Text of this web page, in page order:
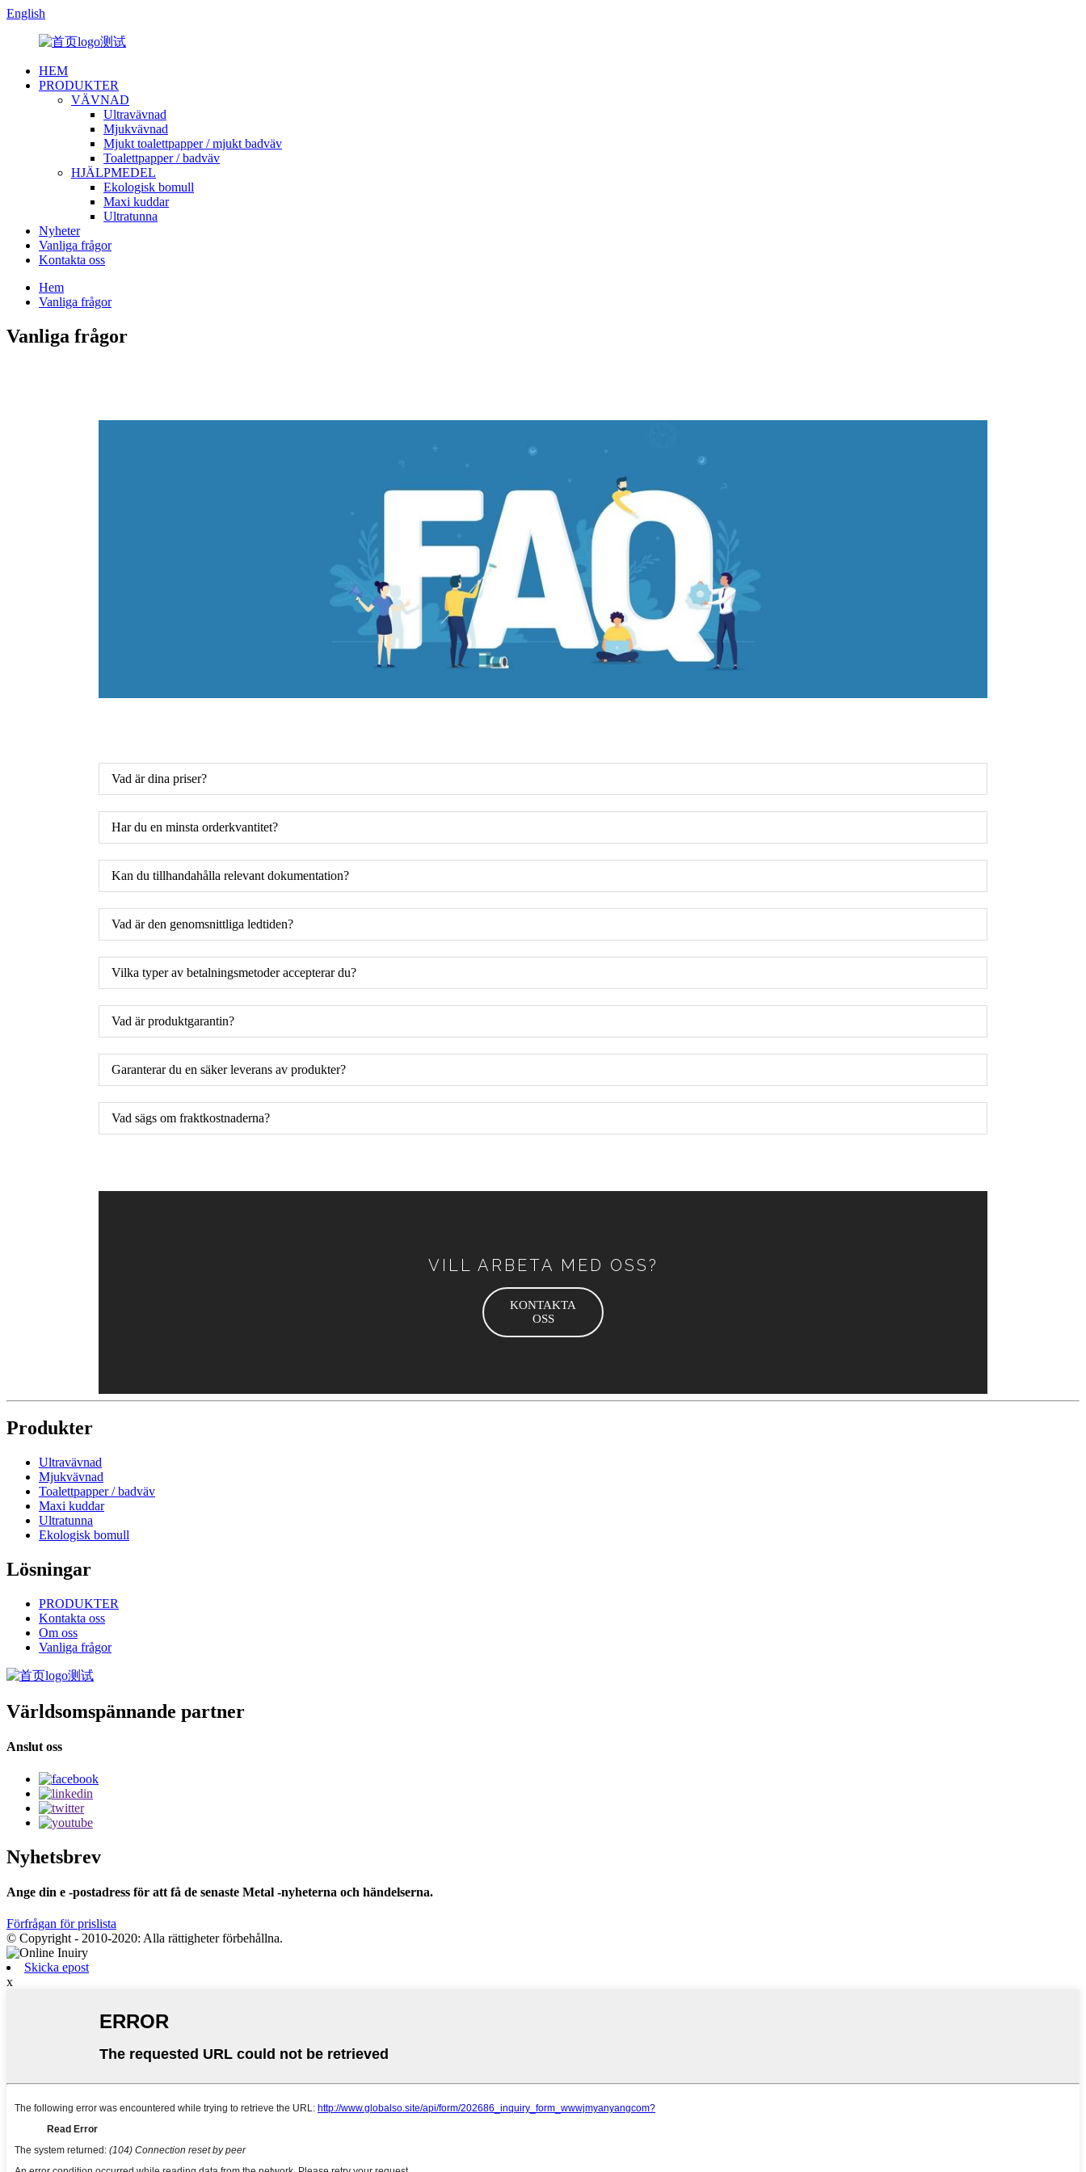
English
HEM
PRODUKTER
VÄVNAD
Ultravävnad
Mjukvävnad
Mjukt toalettpapper / mjukt badväv
Toalettpapper / badväv
HJÄLPMEDEL
Ekologisk bomull
Maxi kuddar
Ultratunna
Nyheter
Vanliga frågor
Kontakta oss
Hem
Vanliga frågor
Vanliga frågor
Vad är dina priser?
Har du en minsta orderkvantitet?
Kan du tillhandahålla relevant dokumentation?
Vad är den genomsnittliga ledtiden?
Vilka typer av betalningsmetoder accepterar du?
Vad är produktgarantin?
Garanterar du en säker leverans av produkter?
Vad sägs om fraktkostnaderna?
VILL ARBETA MED OSS?
KONTAKTA
OSS
Produkter
Ultravävnad
Mjukvävnad
Toalettpapper / badväv
Maxi kuddar
Ultratunna
Ekologisk bomull
Lösningar
PRODUKTER
Kontakta oss
Om oss
Vanliga frågor
Världsomspännande partner
Anslut oss
Nyhetsbrev
Ange din e -postadress för att få de senaste Metal -nyheterna och händelserna.
Förfrågan för prislista
© Copyright - 2010-2020: Alla rättigheter förbehållna.
Skicka epost
x